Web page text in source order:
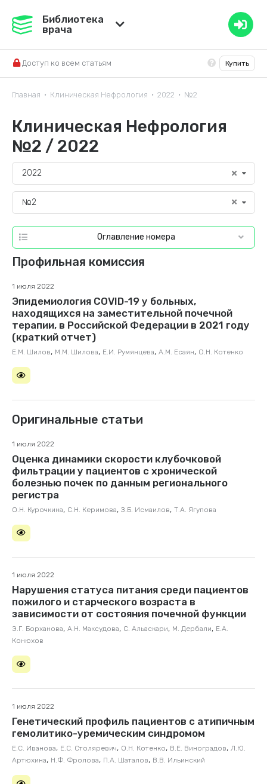
Медвестник
Справочник ЛС
Библиотека
врача
Доступ ко всем статьям Купить
Главная • Клиническая Нефрология • 2022 • №2
Клиническая Нефрология
№2 / 2022
2022
№2
Оглавление номера
Профильная комиссия
1 июля 2022
Эпидемиология COVID-19 у больных,
находящихся на заместительной почечной
терапии, в Российской Федерации в 2021 году
(краткий отчет)
Е.М. Шилов, М.М. Шилова, Е.И. Румянцева, А.М. Есаян, О.Н. Котенко
Оригинальные статьи
1 июля 2022
Оценка динамики скорости клубочковой
фильтрации у пациентов с хронической
болезнью почек по данным регионального
регистра
О.Н. Курочкина, С.Н. Керимова, З.Б. Исмаилов, Т.А. Ягупова
1 июля 2022
Нарушения статуса питания среди пациентов
пожилого и старческого возраста в
зависимости от состояния почечной функции
Э.Г. Борханова, А.Н. Максудова, С. Альаскари, М. Дербали, Е.А.
Конюхов
1 июля 2022
Генетический профиль пациентов с атипичным
гемолитико-уремическим синдромом
Е.С. Иванова, Е.С. Столяревич, О.Н. Котенко, В.Е. Виноградов, Л.Ю.
Артюхина, Н.Ф. Фролова, П.А. Шаталов, В.В. Ильинский